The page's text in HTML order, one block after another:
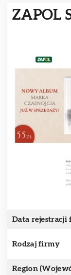
ZAPOL
Data
Rodzaj firmy
Region